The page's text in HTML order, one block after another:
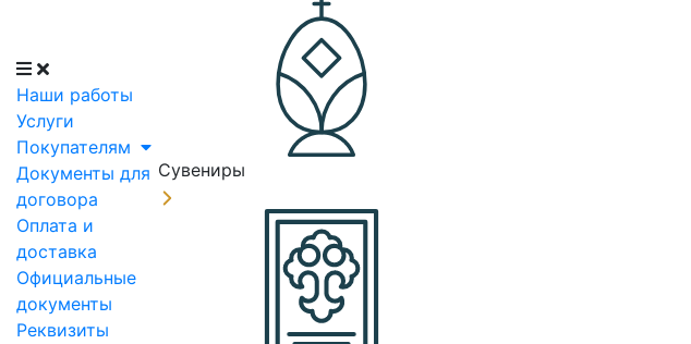
Наши работы
Услуги
Покупателям
Документы для
договора
Оплата и
доставка
Официальные
документы
Реквизиты
Сувениры